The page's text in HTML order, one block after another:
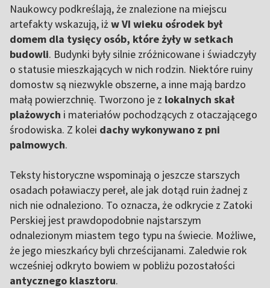
Naukowcy podkreślają, że znalezione na miejscu
artefakty wskazują, iżw VI wieku ośrodek był
domem dla tysięcy osób, które żyły w setkach
budowli. Budynki były silnie zróżnicowane i świadczyły
o statusie mieszkających w nich rodzin. Niektóre ruiny
domostw są niezwykle obszerne, a inne mają bardzo
małą powierzchnię. Tworzono je z lokalnych skał
plażowych i materiałów pochodzących z otaczającego
środowiska. Z kolei dachy wykonywano z pni
palmowych.
Teksty historyczne wspominają o jeszcze starszych
osadach poławiaczy pereł, ale jak dotąd ruin żadnej z
nich nie odnaleziono. To oznacza, że odkrycie z Zatoki
Perskiej jest prawdopodobnie najstarszym
odnalezionym miastem tego typu na świecie. Możliwe,
że jego mieszkańcy byli chrześcijanami. Zaledwie rok
wcześniej odkryto bowiem w pobliżu pozostałości
antycznego klasztoru.